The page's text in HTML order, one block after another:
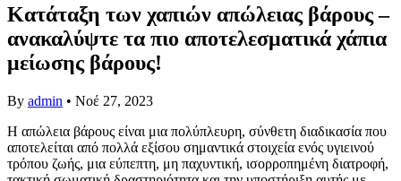
Κατάταξη των χαπιών απώλειας βάρους –
ανακαλύψτε τα πιο αποτελεσματικά χάπια
μείωσης βάρους!
By admin • Νοέ 27, 2023
Η απώλεια βάρους είναι μια πολύπλευρη, σύνθετη διαδικασία που
αποτελείται από πολλά εξίσου σημαντικά στοιχεία ενός υγιεινού
τρόπου ζωής, μια εύπεπτη, μη παχυντική, ισορροπημένη διατροφή,